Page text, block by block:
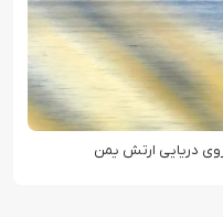
دریایی ارتش یمن